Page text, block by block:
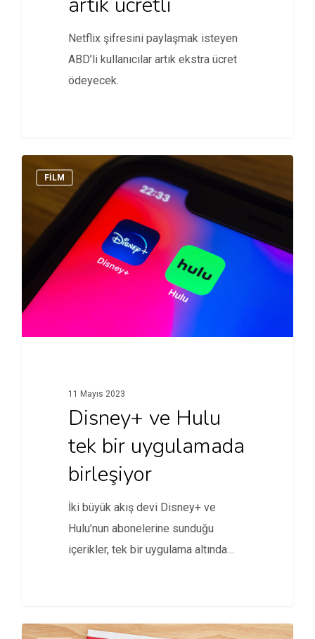
Netflix şifresini paylaşmak isteyen
ABD’li kullanıcılar artık ekstra ücret
ödeyecek.
FİLM
11 Mayıs 2023
Disney+ ve Hulu
tek bir uygulamada
birleşiyor
İki büyük akış devi Disney+ ve
Hulu’nun abonelerine sunduğu
içerikler, tek bir uygulama altında